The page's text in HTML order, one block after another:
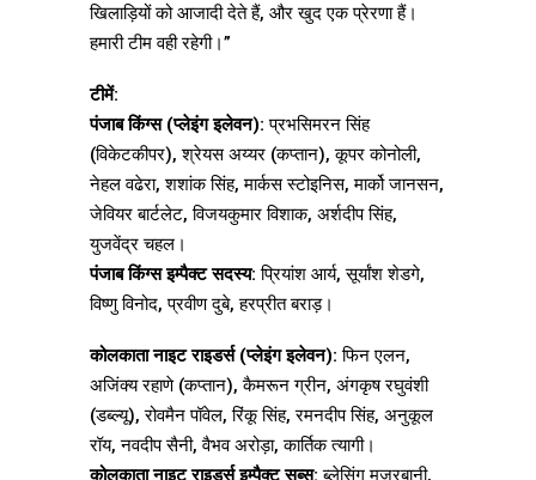
खिलाड़ियों को आजादी देते हैं, और खुद एक प्रेरणा हैं।
हमारी टीम वही रहेगी।”
टीमें:
पंजाब किंग्स (प्लेइंग इलेवन): प्रभसिमरन सिंह
(विकेटकीपर), श्रेयस अय्यर (कप्तान), कूपर कोनोली,
नेहल वढेरा, शशांक सिंह, मार्कस स्टोइनिस, मार्को जानसन,
जेवियर बार्टलेट, विजयकुमार विशाक, अर्शदीप सिंह,
युजवेंद्र चहल।
पंजाब किंग्स इम्पैक्ट सदस्य: प्रियांश आर्य, सूर्यांश शेडगे,
विष्णु विनोद, प्रवीण दुबे, हरप्रीत बराड़।
कोलकाता नाइट राइडर्स (प्लेइंग इलेवन): फिन एलन,
अजिंक्य रहाणे (कप्तान), कैमरून ग्रीन, अंगकृष रघुवंशी
(डब्ल्यू), रोवमैन पॉवेल, रिंकू सिंह, रमनदीप सिंह, अनुकूल
रॉय, नवदीप सैनी, वैभव अरोड़ा, कार्तिक त्यागी।
कोलकाता नाइट राइडर्स इम्पैक्ट सब्स: ब्लेसिंग मुजरबानी,